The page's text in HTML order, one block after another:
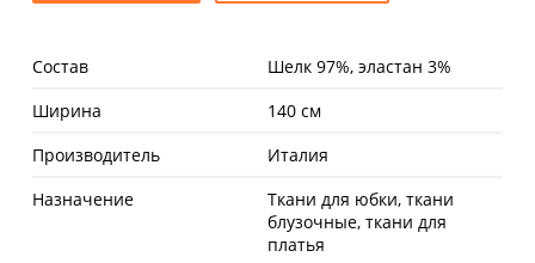
Состав
Шелк 97%, эластан 3%
Ширина
140 см
Производитель
Италия
Назначение
Ткани для юбки, ткани
блузочные, ткани для
платья